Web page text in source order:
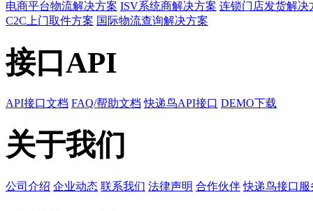
电商平台物流解决方案 ISV系统商解决方案 连锁门店发货解决
C2C上门取件方案 国际物流查询解决方案
接口API
API接口文档 FAQ/帮助文档 快递鸟API接口 DEMO下载
关于我们
公司介绍 企业动态 联系我们 法律声明 合作伙伴 快递鸟接口服